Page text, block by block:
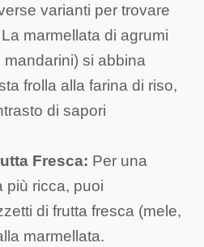
varianti per trovare
marmellata di agrumi
mandarini) si abbina
frolla alla farina di riso,
di sapori
Fresca: Per una
più ricca, puoi
di frutta fresca (mele,
marmellata.